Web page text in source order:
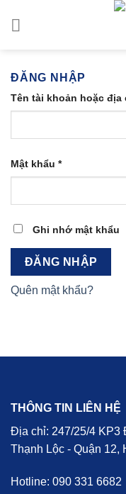
ĐĂNG NHẬP
Tên tài khoản hoặc địa
Mật khẩu *Bắt
buộc
Ghi nhớ mật khẩu
ĐĂNG NHẬP
Quên mật khẩu?
THÔNG TIN LIÊN HỆ
Địa chỉ: 247/25/4
Thạnh Lộc - Quận 12,
Hotline: 090 331 6682